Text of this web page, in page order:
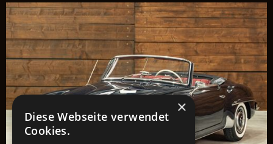
×
Diese Webseite verwendet
Cookies.